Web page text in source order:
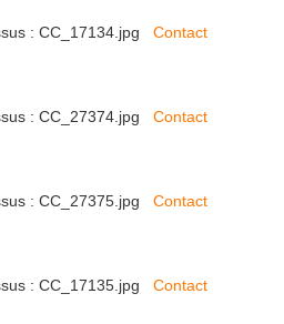
: CC_17134.jpg Contact
: CC_27374.jpg Contact
: CC_27375.jpg Contact
: CC_17135.jpg Contact